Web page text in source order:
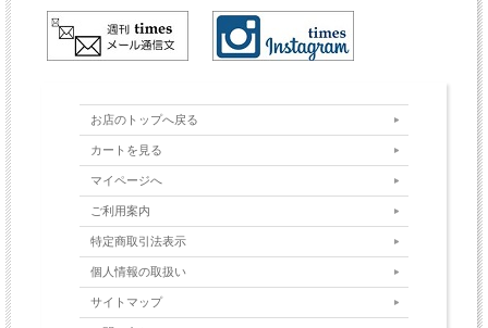
お店のトップへ戻る
カートを見る
マイページへ
ご利用案内
特定商取引法表示
個人情報の取扱い
サイトマップ